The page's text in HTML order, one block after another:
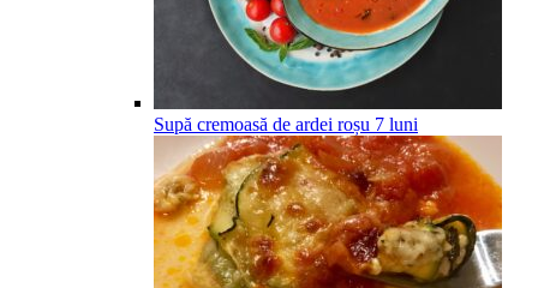
Supă cremoasă de ardei roșu 7 luni